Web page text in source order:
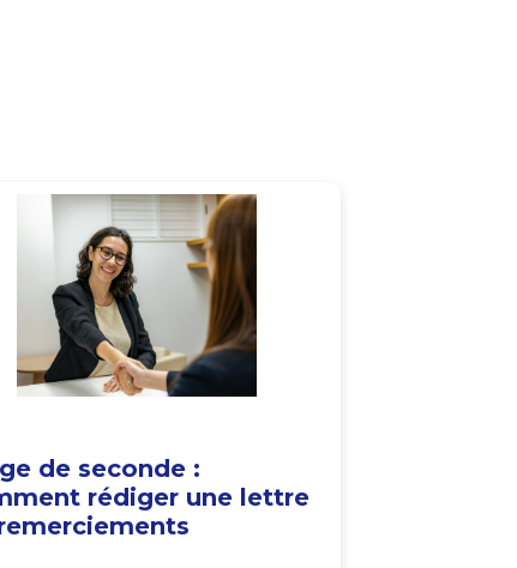
de seconde :
rédiger une lettre